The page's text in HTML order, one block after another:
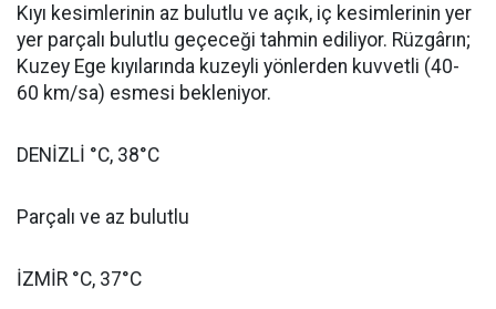
Kıyı kesimlerinin az bulutlu ve açık, iç kesimlerinin yer
yer parçalı bulutlu geçeceği tahmin ediliyor. Rüzgârın;
Kuzey Ege kıyılarında kuzeyli yönlerden kuvvetli (40-
60 km/sa) esmesi bekleniyor.
DENİZLİ °C, 38°C
Parçalı ve az bulutlu
İZMİR °C, 37°C